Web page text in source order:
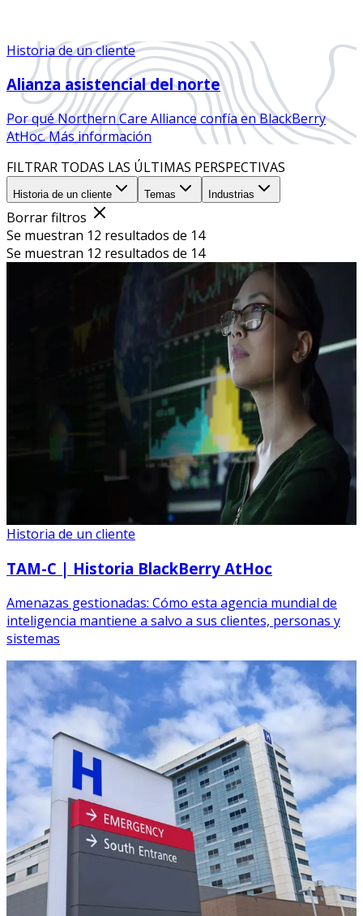
Historia de un cliente
Alianza asistencial del norte
Por qué Northern Care Alliance confía en BlackBerry
AtHoc. Más información
FILTRAR TODAS LAS ÚLTIMAS PERSPECTIVAS
Historia de un cliente Temas Industrias
Borrar filtros
Se muestran 12 resultados de 14
Se muestran 12 resultados de 14
Historia de un cliente
TAM-C | Historia BlackBerry AtHoc
Amenazas gestionadas: Cómo esta agencia mundial de
inteligencia mantiene a salvo a sus clientes, personas y
sistemas